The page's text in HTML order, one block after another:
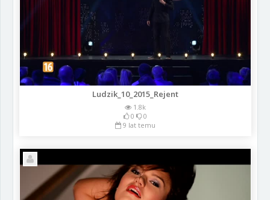
Ludzik_10_2015_Rejent
1.8k
0
0
9 lat temu